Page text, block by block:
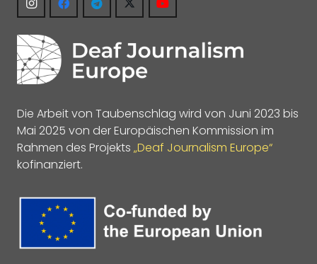
Die Arbeit von Taubenschlag wird von Juni 2023 bis
Mai 2025 von der Europäischen Kommission im
Rahmen des Projekts „Deaf Journalism Europe“
kofinanziert.